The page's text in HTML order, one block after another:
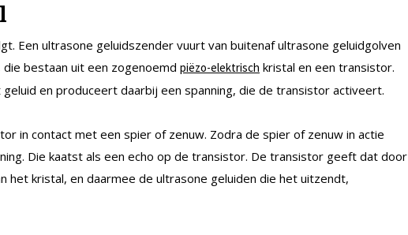
Een ultrasone geluidszender vuurt van buitenaf ultrasone geluidgolven
bestaan uit een zogenoemd piëzo-elektrisch kristal en een transistor.
en produceert daarbij een spanning, die de transistor activeert.
in contact met een spier of zenuw. Zodra de spier of zenuw in actie
Die kaatst als een echo op de transistor. De transistor geeft dat door
het kristal, en daarmee de ultrasone geluiden die het uitzendt,